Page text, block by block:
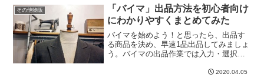
てサイズ感が違ってきます。...
その他物販
「バイマ」出品方法を初心者向け
にわかりやすくまとめてみた
バイマを始めよう！と思ったら、出品す
る商品を決め、早速1品出品してみましょ
う。バイマの出品作業では入力・選択す
力すべき箇所を解説します。最初は時間
2020.04.05